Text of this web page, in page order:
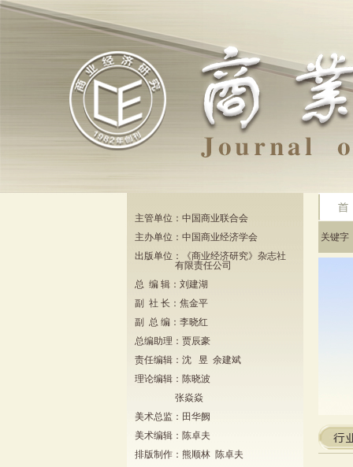
主管单位：中国商业联合会
主办单位：中国商业经济学会
出版单位：《商业经济研究》杂志社
有限责任公司
总 编 辑：刘建湖
副 社 长：焦金平
副 总 编：李晓红
总编助理：贾辰豪
责任编辑：沈 昱 余建斌
理论编辑：陈晓波
张焱焱
美术总监：田华阙
美术编辑：陈卓夫
排版制作：熊顺林 陈卓夫
关键字